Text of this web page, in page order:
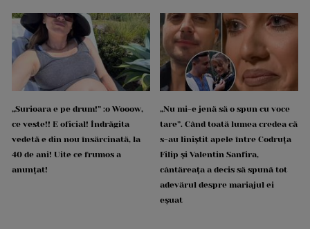
„Surioara e pe drum!” :o Wooow,
ce veste!! E oficial! Îndrăgita
vedetă e din nou însărcinată, la
40 de ani! Uite ce frumos a
anunțat!
„Nu mi-e jenă să o spun cu voce
tare”. Când toată lumea credea că
s-au liniștit apele între Codruța
Filip și Valentin Sanfira,
cântăreața a decis să spună tot
adevărul despre mariajul ei
eșuat